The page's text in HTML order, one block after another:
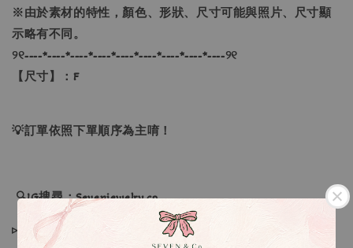
※由於素材的特性，顏色、形狀、尺寸可能與照片、尺寸顯
示略有不同。
୨୧----*----*----*----*----*----*----*----*----୨୧
【尺寸】：F
💡訂單依照下單順序為主唷！
🔍IG搜尋：Sevenjewelry.co
▹現貨商品１～３日內寄出